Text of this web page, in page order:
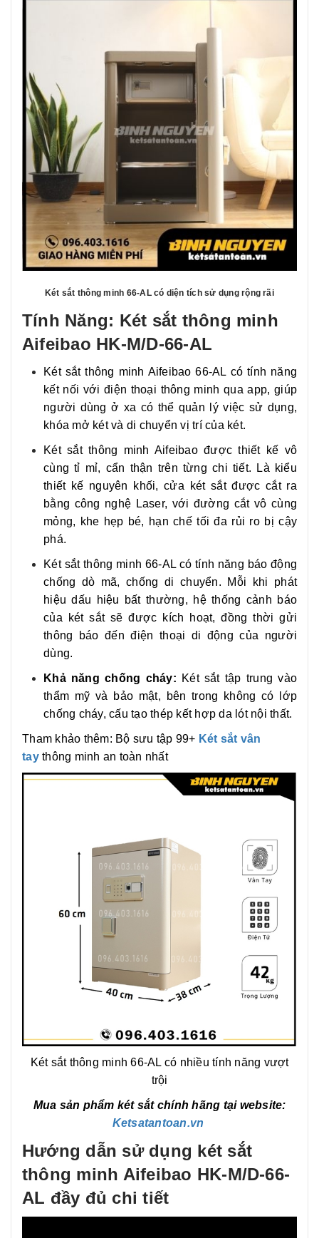
Két sắt thông minh 66-AL có diện tích sử dụng rộng rãi
Tính Năng: Két sắt thông minh
Aifeibao HK-M/D-66-AL
Két sắt thông minh Aifeibao 66-AL có tính năng
kết nối với điện thoại thông minh qua app, giúp
người dùng ở xa có thể quản lý việc sử dụng,
khóa mở két và di chuyển vị trí của két.
Két sắt thông minh Aifeibao được thiết kế vô
cùng tỉ mỉ, cẩn thận trên từng chi tiết. Là kiểu
thiết kế nguyên khối, cửa két sắt được cắt ra
bằng công nghệ Laser, với đường cắt vô cùng
mỏng, khe hẹp bé, hạn chế tối đa rủi ro bị cậy
phá.
Két sắt thông minh 66-AL có tính năng báo động
chống dò mã, chống di chuyển. Mỗi khi phát
hiệu dấu hiệu bất thường, hệ thống cảnh báo
của két sắt sẽ được kích hoạt, đồng thời gửi
thông báo đến điện thoại di động của người
dùng.
Khả năng chống cháy: Két sắt tập trung vào
thẩm mỹ và bảo mật, bên trong không có lớp
chống cháy, cấu tạo thép kết hợp da lót nội thất.
Tham khảo thêm: Bộ sưu tập 99+ Két sắt vân
taythông minh an toàn nhất
Két sắt thông minh 66-AL có nhiều tính năng vượt
trội
Mua sản phẩm két sắt chính hãng tại website:
Ketsatantoan.vn
Hướng dẫn sử dụng két sắt
thông minh Aifeibao HK-M/D-66-
AL đầy đủ chi tiết